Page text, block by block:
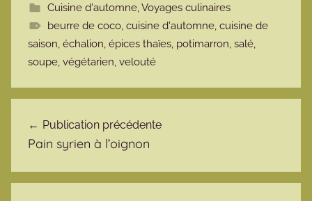
Cuisine d'automne,Voyages culinaires
beurre de coco, cuisine d'automne, cuisine de
saison, échalion, épices thaïes, potimarron, salé,
soupe, végétarien, velouté
Publication précédente
Pain syrien à l’oignon